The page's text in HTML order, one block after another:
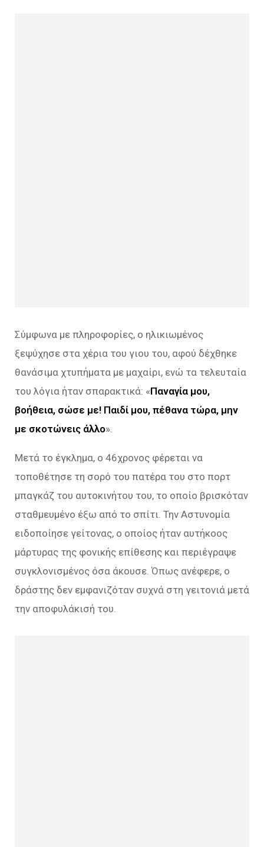
Σύμφωνα με πληροφορίες, ο ηλικιωμένος
ξεψύχησε στα χέρια του γιου του, αφού δέχθηκε
θανάσιμα χτυπήματα με μαχαίρι, ενώ τα τελευταία
του λόγια ήταν σπαρακτικά: «Παναγία μου,
βοήθεια, σώσε με! Παιδί μου, πέθανα τώρα, μην
με σκοτώνεις άλλο».
Μετά το έγκλημα, ο 46χρονος φέρεται να
τοποθέτησε τη σορό του πατέρα του στο πορτ
μπαγκάζ του αυτοκινήτου του, το οποίο βρισκόταν
σταθμευμένο έξω από το σπίτι. Την Αστυνομία
ειδοποίησε γείτονας, ο οποίος ήταν αυτήκοος
μάρτυρας της φονικής επίθεσης και περιέγραψε
συγκλονισμένος όσα άκουσε. Όπως ανέφερε, ο
δράστης δεν εμφανιζόταν συχνά στη γειτονιά μετά
την αποφυλάκισή του.